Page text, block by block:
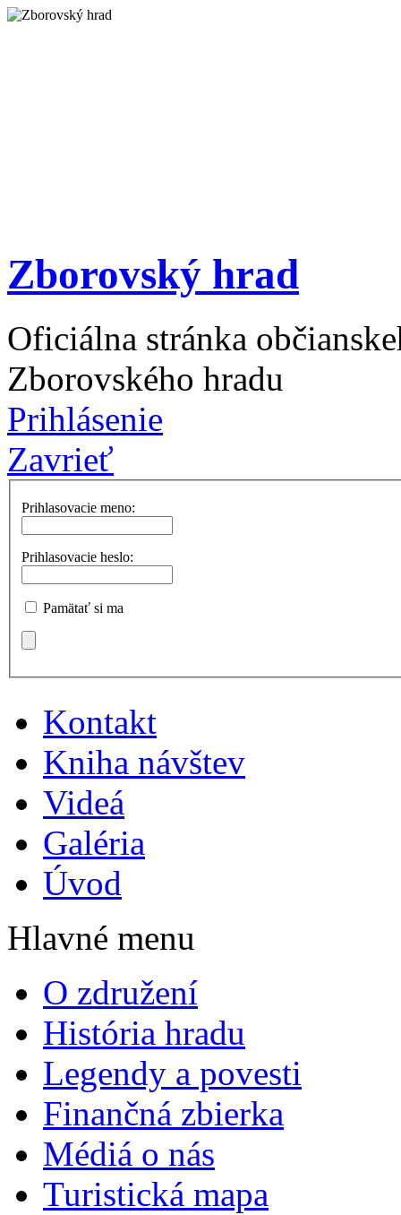
Zborovský hrad
Oficiálna stránka
Zborovského hradu
Prihlásenie
Zavrieť
Prihlasovacie meno:
Prihlasovacie heslo:
Pamätať si ma
Kontakt
Kniha návštev
Videá
Galéria
Úvod
Hlavné menu
O združení
História hradu
Legendy a povesti
Finančná zbierka
Médiá o nás
Turistická mapa